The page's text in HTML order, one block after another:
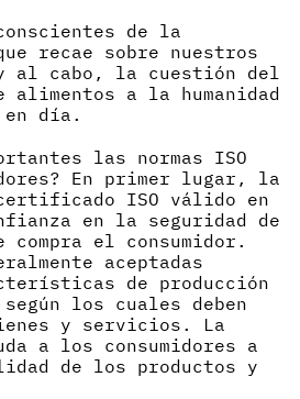
conscientes de la
recae sobre nuestros
al cabo, la cuestión del
alimentos a la humanidad
en día.
las normas ISO
En primer lugar, la
ISO válido en
en la seguridad de
compra el consumidor.
aceptadas
de producción
los cuales deben
y servicios. La
a los consumidores a
de los productos y